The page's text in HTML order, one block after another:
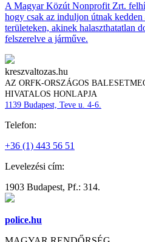
A Magyar Közút Nonprofit Zrt.
hogy csak az induljon útnak kedden
területeken, akinek halaszthatatlan
felszerelve a járműve.
kreszvaltozas.hu
AZ ORFK-ORSZÁGOS
HIVATALOS HONLAPJA
1139 Budapest, Teve u. 4-6.
Telefon:
+36 (1) 443 56 51
Levelezési cím:
1903 Budapest, Pf.: 314.
police.hu